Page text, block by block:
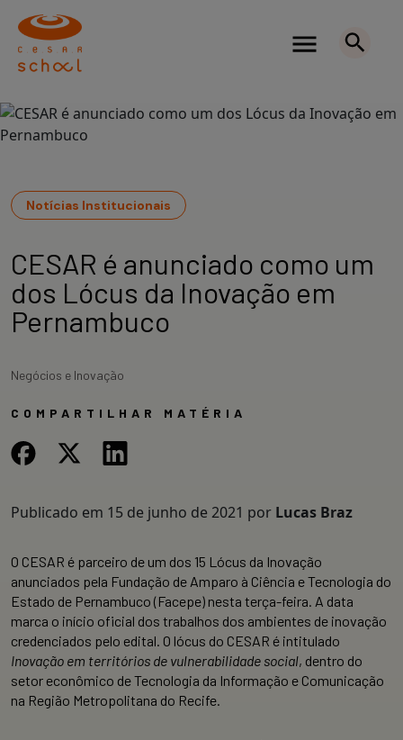
Notícias Institucionais
CESAR é anunciado como um
dos Lócus da Inovação em
Pernambuco
Negócios e Inovação
COMPARTILHAR MATÉRIA
Publicado em 15 de junho de 2021 por Lucas Braz
O CESAR é parceiro de um dos 15 Lócus da Inovação
anunciados pela Fundação de Amparo à Ciência e Tecnologia do
Estado de Pernambuco (Facepe) nesta terça-feira. A data
marca o início oficial dos trabalhos dos ambientes de inovação
credenciados pelo edital. O lócus do CESAR é intitulado
Inovação em territórios de vulnerabilidade social, dentro do
setor econômico de Tecnologia da Informação e Comunicação
na Região Metropolitana do Recife.